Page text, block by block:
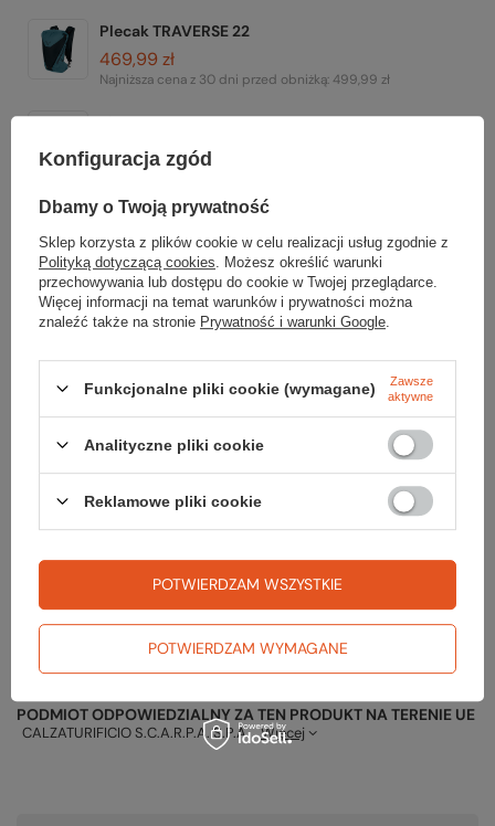
Plecak TRAVERSE 22
469,99 zł
Najniższa cena z 30 dni przed obniżką:499,99 zł
Skarpety RUN ZERO CUSHION ANKLE
99,99 zł
Koszulka z wełną merino ACTIVE ULTRALITE V-
249,99 zł
Spodnie EXPANDER SHORTS WOMEN
169,99 zł
Plecak RACE 16
369,99 zł
Najniższa cena z 30 dni przed obniżką: 369,99 zł
Gwarancja
RĘKOJMIA 24 M-CE
Na sprzedawane produkty udzielana jest 24-miesięczna rękojmia na
podstawie ustawy z dnia 30 maja 2014r. o prawach konsumenta.
PODMIOT ODPOWIEDZIALNY ZA TEN PRODUKT NA TERENIE UE
CALZATURIFICIO S.C.A.R.P.A. S.P.A. Więcej
Konfiguracja zgód
Dbamy o Twoją prywatność
Sklep korzysta z plików cookie w celu realizacji usług zgodnie z
Polityką dotyczącą cookies . Możesz określić warunki
przechowywania lub dostępu do cookie w Twojej przeglądarce.
Więcej informacji na temat warunków i prywatności można
znaleźć także na stronie Prywatność i warunki Google
Funkcjonalne pliki cookie (wymagane)
Zawsze
aktywne
Analityczne pliki cookie
Reklamowe pliki cookie
POTWIERDZAM WYMAGANE
POTWIERDZAM WSZYSTKIE